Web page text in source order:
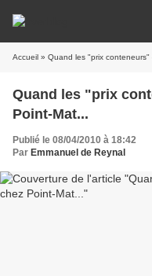
Accueil » Quand les "prix conteneurs"
Quand les "prix
Point-Mat...
Publié le 08/04/2010 à 18:42
Par Emmanuel de Reynal